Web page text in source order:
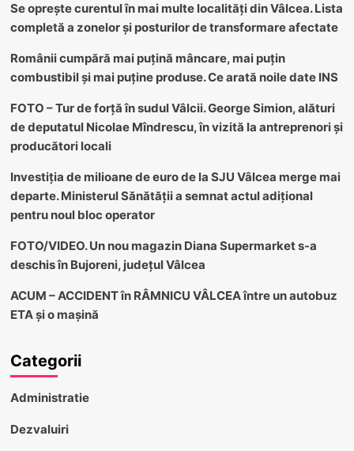
Se oprește curentul în mai multe localități din Vâlcea. Lista
completă a zonelor și posturilor de transformare afectate
Românii cumpără mai puțină mâncare, mai puțin
combustibil și mai puține produse. Ce arată noile date INS
FOTO – Tur de forță în sudul Vâlcii. George Simion, alături
de deputatul Nicolae Mîndrescu, în vizită la antreprenori și
producători locali
Investiția de milioane de euro de la SJU Vâlcea merge mai
departe. Ministerul Sănătății a semnat actul adițional
pentru noul bloc operator
FOTO/VIDEO. Un nou magazin Diana Supermarket s-a
deschis în Bujoreni, județul Vâlcea
ACUM – ACCIDENT în RÂMNICU VÂLCEA între un autobuz
ETA și o mașină
Categorii
Administratie
Dezvaluiri